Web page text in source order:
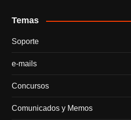
Temas
Soporte
e-mails
Concursos
Comunicados y Memos